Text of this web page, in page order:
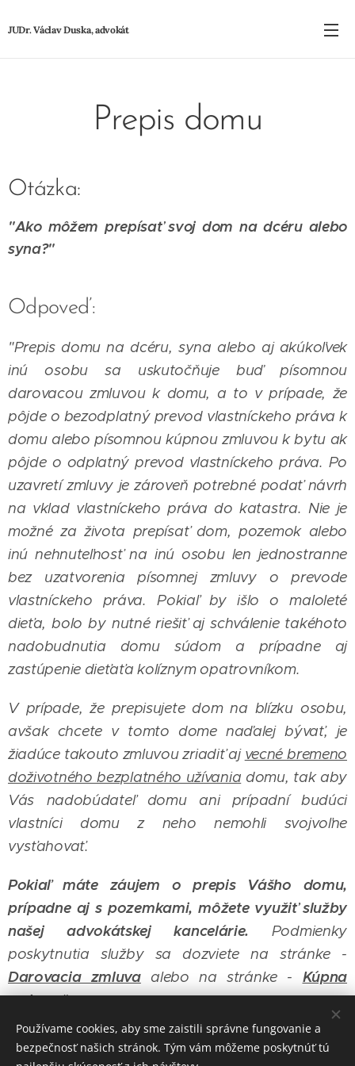
JUDr. Václav Duska, advokát
Prepis domu
Otázka:
"Ako môžem prepísať svoj dom na dcéru alebo
syna?"
Odpoveď:
"Prepis domu na dcéru, syna alebo aj akúkoľvek
inú osobu sa uskutočňuje buď písomnou
darovacou zmluvou k domu, a to v prípade, že
pôjde o bezodplatný prevod vlastníckeho práva k
domu alebo písomnou kúpnou zmluvou k bytu ak
pôjde o odplatný prevod vlastníckeho práva. Po
uzavretí zmluvy je zároveň potrebné podať návrh
na vklad vlastníckeho práva do katastra. Nie je
možné za života prepísať dom, pozemok alebo
inú nehnuteľnosť na inú osobu len jednostranne
bez uzatvorenia písomnej zmluvy o prevode
vlastníckeho práva. Pokiaľ by išlo o maloleté
dieťa, bolo by nutné riešiť aj schválenie takéhoto
nadobudnutia domu súdom a prípadne aj
zastúpenie dieťaťa kolíznym opatrovníkom.
V prípade, že prepisujete dom na blízku osobu,
avšak chcete v tomto dome naďalej bývať, je
žiadúce takouto zmluvou zriadiť aj vecné bremeno
doživotného bezplatného užívania domu, tak aby
Vás nadobúdateľ domu ani prípadní budúci
vlastníci domu z neho nemohli svojvoľne
vysťahovať.
Pokiaľ máte záujem o prepis Vášho domu,
prípadne aj s pozemkami, môžete využiť služby
našej advokátskej kancelárie. Podmienky
poskytnutia služby sa dozviete na stránke -
Darovacia zmluva alebo na stránke - Kúpna
zmluva."
Používame cookies, aby sme zaistili správne fungovanie a
bezpečnosť našich stránok. Tým vám môžeme poskytnúť tú